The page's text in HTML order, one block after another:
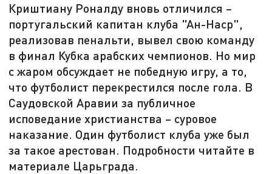
Криштиану Роналду вновь отличился –
португальский капитан клуба "Ан-Наср",
реализовав пенальти, вывел свою команду
в финал Кубка арабских чемпионов. Но мир
с жаром обсуждает не победную игру, а то,
что футболист перекрестился после гола. В
Саудовской Аравии за публичное
исповедание христианства – суровое
наказание. Один футболист клуба уже был
за такое арестован. Подробности читайте в
материале Царьграда.